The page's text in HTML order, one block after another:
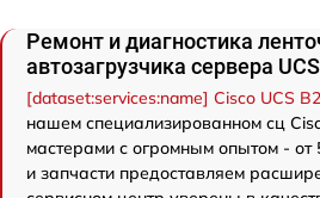
Ремонт и диагностика
автозагрузчика сервера
[dataset:services:name] Cisco UCS
нашем специализированном сц
мастерами с огромным опытом - от
и запчасти предоставляем